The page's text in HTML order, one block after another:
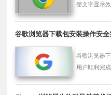
整文字显示
谷歌浏览器下载包安装操作安
谷歌浏览器
用户顺利完